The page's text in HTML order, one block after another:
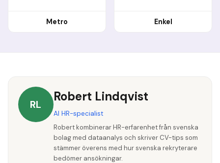
Metro Enkel
RL
Robert Lindqvist
AI HR-specialist
Robert kombinerar HR-erfarenhet från svenska
bolag med dataanalys och skriver CV-tips som
stämmer överens med hur svenska rekryterare
bedömer ansökningar.